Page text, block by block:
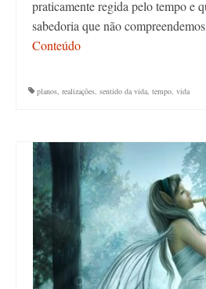
praticamente regida pelo tempo e
sabedoria que não
Conteúdo
planos, realizações, sentido da vida, tempo, vida